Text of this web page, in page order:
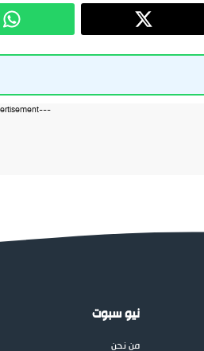
---Advertisement---
نيو سبوت
من نحن